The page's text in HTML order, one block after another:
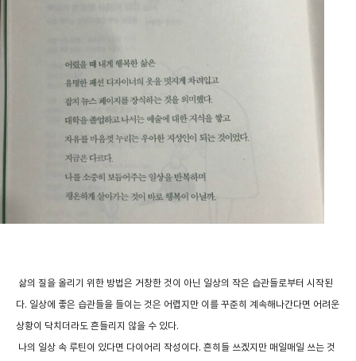
삶의 질을 올리기 위한 방법은 거창한 것이 아닌 일상의 작은 습관들로부터 시작된
다. 일상에 좋은 습관들을 들이는 것은 어렵지만 이를 꾸준히 계속해나간다면 어려운
상황이 닥치더라도 흔들리지 않을 수 있다.
나의 일상 속 루틴이 있다면 다이어리 작성이다. 흔히들 쓰겠지만 매일매일 쓰는 것